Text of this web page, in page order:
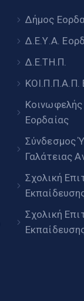
Δήμος
Δ.Ε.Υ.Α.
Δ.Ε.ΤΗ.Π.
ΚΟΙ.Π.Π.Α.Π.
Εορδαίας
Σύνδεσμος
Γαλάτειας
Σχολική
Σχολική